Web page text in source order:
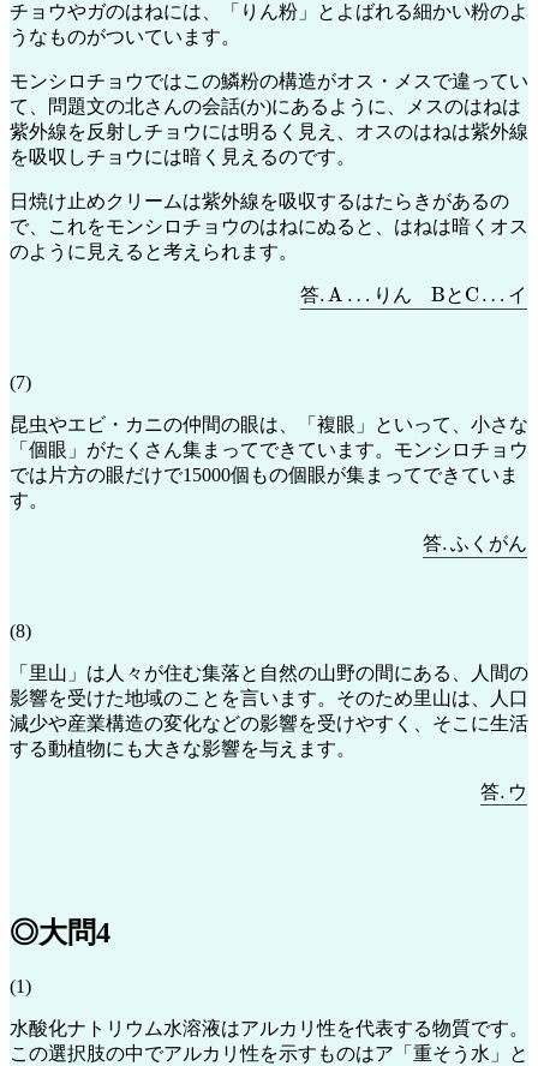
チョウやガのはねには、「りん粉」とよばれる細かい粉のよ
うなものがついています。
モンシロチョウではこの鱗粉の構造がオス・メスで違ってい
て、問題文の北さんの会話(か)にあるように、メスのはねは
紫外線を反射しチョウには明るく見え、オスのはねは紫外線
を吸収しチョウには暗く見えるのです。
日焼け止めクリームは紫外線を吸収するはたらきがあるの
で、これをモンシロチョウのはねにぬると、はねは暗くオス
のように見えると考えられます。
答 り ん と
答 …り ん B とC イ―
(7)
昆虫やエビ・カニの仲間の眼は、「複眼」といって、小さな
「個眼」がたくさん集まってできています。モンシロチョウ
では片方の眼だけで15000個もの個眼が集まってできていま
す。
答 ふ くが ん
答 ふ く が
ん ―
(8)
「里山」は人々が住む集落と自然の山野の間にある、人間の
影響を受けた地域のことを言います。そのため里山は、人口
減少や産業構造の変化などの影響を受けやすく、そこに生活
する動植物にも大きな影響を与えます。
答 ウ
答 ウ―
◎大問4
(1)
水酸化ナトリウム水溶液はアルカリ性を代表する物質です。
この選択肢の中でアルカリ性を示すものはア「重そう水」と